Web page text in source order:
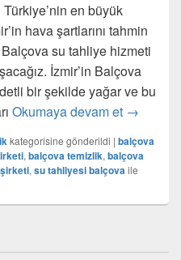
en büyük
hava şartlarını tahmin
su tahliye hizmeti
İzmir’in Balçova
bir şekilde yağar ve bu
Okumaya devam et Balçova
→
kategorisine gönderildi | balçova
, balçova temizlik, balçova
, su tahliyesi balçovaile